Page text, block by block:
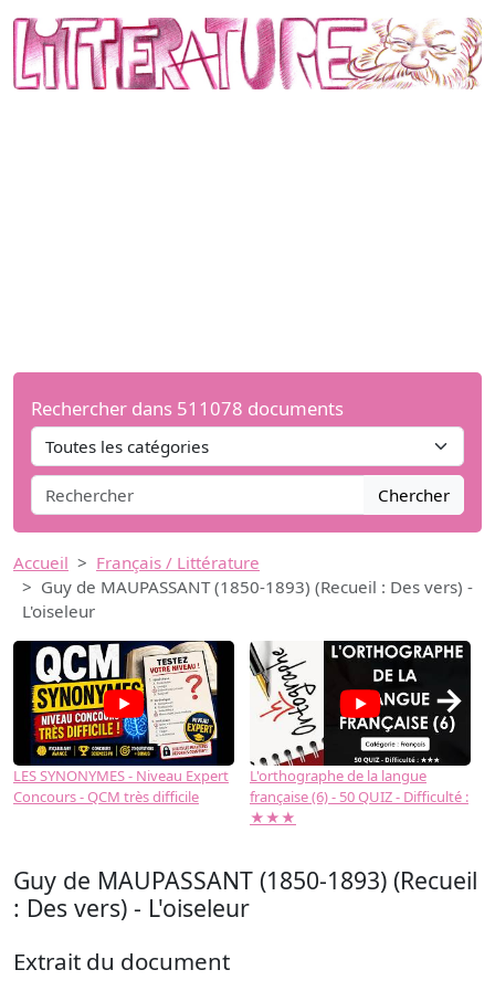
Rechercher dans 511078 documents
Chercher
Accueil
Français / Littérature
Guy de MAUPASSANT (1850-1893) (Recueil : Des vers) -
L'oiseleur
LES SYNONYMES - Niveau Expert
Concours - QCM très difficile
L'orthographe de la langue
française (6) - 50 QUIZ - Difficulté :
★★★
→
Guy de MAUPASSANT (1850-1893) (Recueil
: Des vers) - L'oiseleur
Extrait du document